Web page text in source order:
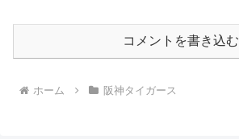
コメントを書き込む
ホーム 阪神タイガース